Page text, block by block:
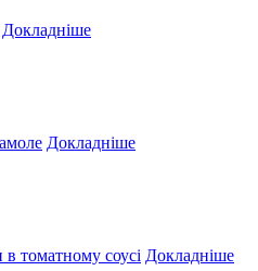
Докладніше
Докладніше
томатному соусі Докладніше